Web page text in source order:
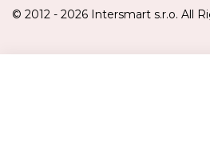
© 2012 - 2026 Intersmart s.r.o. All